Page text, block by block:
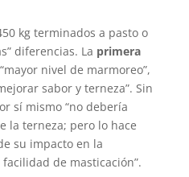
kg terminados a pasto o
diferencias. La primera
nivel de marmoreo”,
sabor y terneza”. Sin
sí mismo “no debería
la terneza; pero lo hace
su impacto en la
de masticación”.